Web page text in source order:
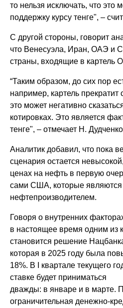
то нельзя исключать, что это
поддержку курсу тенге", –
С другой стороны, говорит
что Венесуэла, Иран, ОАЭ и
страны, входящие в картель
“Таким образом, до сих пор
например, картель
это может негативно
котировках. Это является
тенге", – отмечает Н.
Аналитик добавил, что пока
сценария остается
ценах на нефть в первую
сами США, которые
нефтепроизводителем.
Говоря о внутренних
в настоящее время одним из
становится решение
которая в 2025 году была
18%. В I квартале текущего
ставке будет приниматься
дважды: в январе и в марте.
ограничительная денежно-